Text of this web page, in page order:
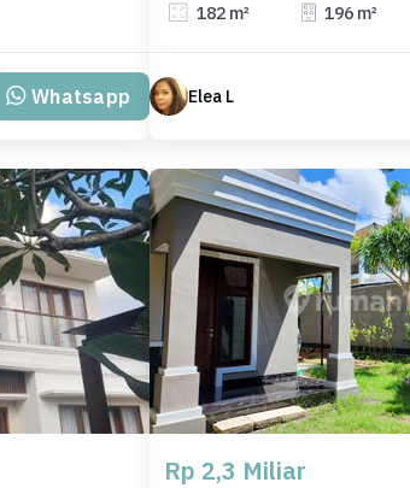
Whatsapp
182 m² 196 m²
Elea L
Rp 2,3 Miliar